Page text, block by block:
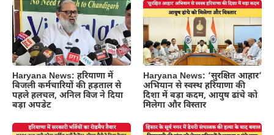
Haryana News: हरियाणा में
बिजली कर्मचारियों की हड़ताल से
पहले हलचल, अनिल विज ने दिया
बड़ा अपडेट
Haryana News: ‘सुरक्षित आहार’
अभियान से स्वस्थ हरियाणा की
दिशा में बड़ा कदम, आयुष ढांचे को
मिलेगा और विस्तार